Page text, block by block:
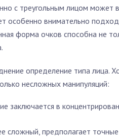
с треугольным лицом может
особенно внимательно
форма очков способна не
определение типа лица.
несложных манипуляций:
заключается в
сложный, предполагает